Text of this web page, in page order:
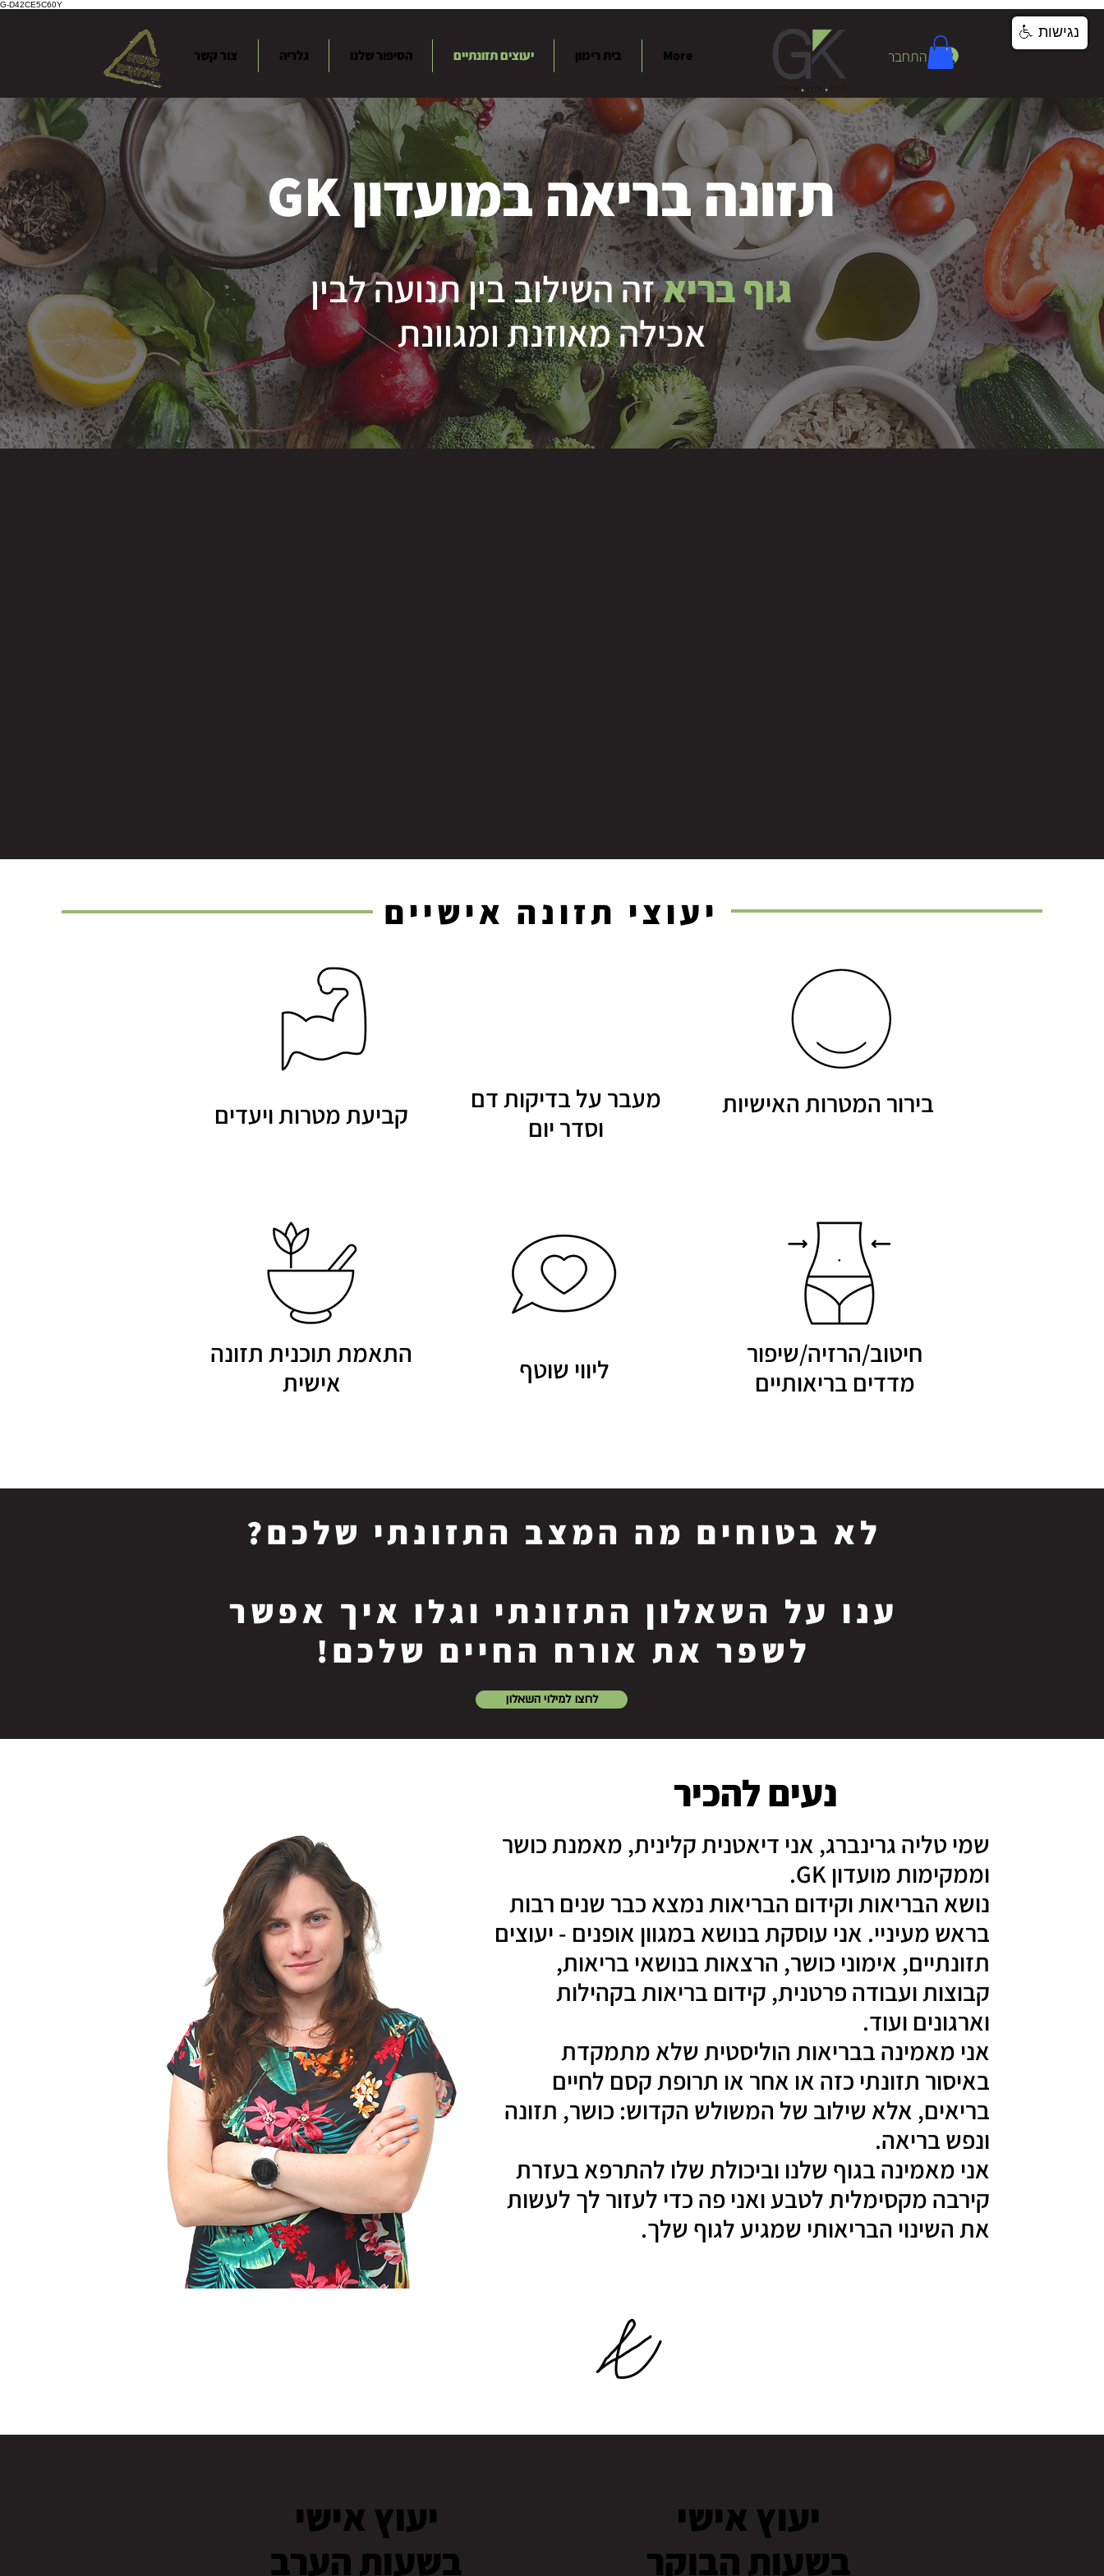
G-D42CE5C60Y
צור קשר גלריה הסיפור שלנו יעוצים תזונתיים בית רימון More התחבר
תזונה בריאה במועדון GK
גוף בריאזה השילוב בין תנועה לבין
אכילה מאוזנת ומגוונת
יעוצי תזונה אישיים
קביעת מטרות ויעדים
מעבר על בדיקות דם
וסדר יום
בירור המטרות האישיות
התאמת תוכנית תזונה
אישית
ליווי שוטף
חיטוב/הרזיה/שיפור
מדדים בריאותיים
לא בטוחים מה המצב התזונתי שלכם?
ענו על השאלון התזונתי וגלו איך אפשר
לשפר את אורח החיים שלכם!
לחצו למילוי השאלון
נעים להכיר
שמי טליה גרינברג, אני דיאטנית קלינית, מאמנת כושר
וממקימות מועדון GK.
נושא הבריאות וקידום הבריאות נמצא כבר שנים רבות
בראש מעיניי. אני עוסקת בנושא במגוון אופנים - יעוצים
תזונתיים, אימוני כושר, הרצאות בנושאי בריאות,
קבוצות ועבודה פרטנית, קידום בריאות בקהילות
וארגונים ועוד.
אני מאמינה בבריאות הוליסטית שלא מתמקדת
באיסור תזונתי כזה או אחר או תרופת קסם לחיים
בריאים, אלא שילוב של המשולש הקדוש: כושר, תזונה
ונפש בריאה.
אני מאמינה בגוף שלנו וביכולת שלו להתרפא בעזרת
קירבה מקסימלית לטבע ואני פה כדי לעזור לך לעשות
את השינוי הבריאותי שמגיע לגוף שלך.
יעוץ אישי
בשעות הערב
יעוץ אישי
בשעות הבוקר
נגישות